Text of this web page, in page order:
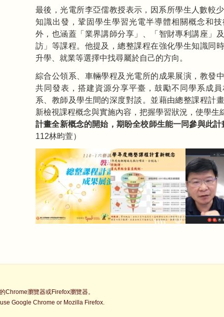
最後，光電所李亞儒教授表示，因系所學生人數較
知識出發，鞏固學生學習光電半導體相關概念和
外，也涵蓋「業界講師分享」、「智財專利講座」
訪」等課程。他提及，總整課程在強化學生知識同
升學、就業等選擇中找尋屬於自己的方向。
綜合公領系、車輛學程及光電所的成果展演，教發
共同發表，搭建資源分享平臺，鼓勵不同學系成
系、教師及學生間的深度對談。並藉由總整課程計
新檢視課程概念與實施內容，把握學習狀況，使學生
計畫全新概念的開始，期盼全校師生能一同參與此
112林昀萱）
Chrome瀏覽器或Firefox瀏覽器。
Google Chrome or Mozilla Firefox.